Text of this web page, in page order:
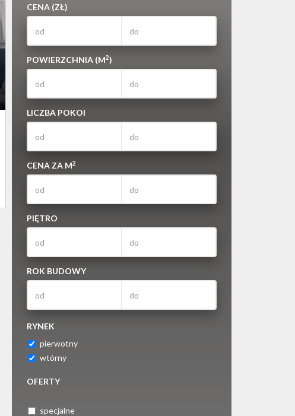
CENA (ZŁ)
POWIERZCHNIA (M2)
LICZBA POKOI
CENA ZA M2
PIĘTRO
ROK BUDOWY
RYNEK
pierwotny
wtórny
OFERTY
specjalne